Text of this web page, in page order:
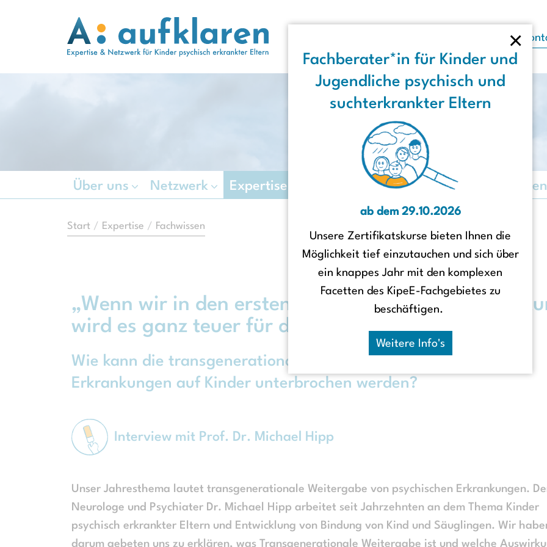
Moin Hamburg!
Über uns Netzwerk Expertise Anlaufstellen für Familien
Start Expertise Fachwissen
„Wenn wir in den ersten drei Lebensjahren nichts
wird es ganz teuer für die Gesellschaft“
Wie kann die transgenerationale Weitergabe psychischer
Erkrankungen auf Kinder unterbrochen werden?
Interview mit Prof. Dr. Michael Hipp
Unser Jahresthema lautet transgenerationale Weitergabe von psychischen Erkrankungen.
Neurologe und Psychiater Dr. Michael Hipp arbeitet seit Jahrzehnten an dem Thema Kinder
psychisch erkrankter Eltern und Entwicklung von Bindung von Kind und Säuglingen. Wir
darum gebeten uns zu erklären, was Transgenerationale Weitergabe ist und welche
×
Fachberater*in für Kinder und
Jugendliche psychisch und
suchterkrankter Eltern
ab dem 29.10.2026
Unsere Zertifikatskurse bieten Ihnen die
Möglichkeit tief einzutauchen und sich über
ein knappes Jahr mit den komplexen
Facetten des KipeE-Fachgebietes zu
beschäftigen.
Weitere Info's